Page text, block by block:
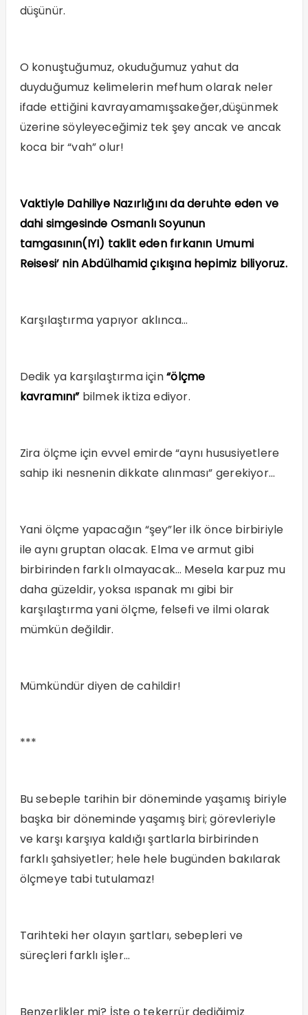
düşünür.
O konuştuğumuz, okuduğumuz yahut da
duyduğumuz kelimelerin mefhum olarak neler
ifade ettiğini kavrayamamışsakeğer,düşünmek
üzerine söyleyeceğimiz tek şey ancak ve ancak
koca bir “vah” olur!
Vaktiyle Dahiliye Nazırlığını da deruhte eden ve
dahi simgesinde Osmanlı Soyunun
tamgasının(IYI) taklit eden fırkanın Umumi
Reisesi’ nin Abdülhamid çıkışına hepimiz biliyoruz.
Karşılaştırma yapıyor aklınca…
Dedik ya karşılaştırma için“ölçme
kavramını”bilmek iktiza ediyor.
Zira ölçme için evvel emirde “aynı hususiyetlere
sahip iki nesnenin dikkate alınması” gerekiyor…
Yani ölçme yapacağın “şey”ler ilk önce birbiriyle
ile aynı gruptan olacak. Elma ve armut gibi
birbirinden farklı olmayacak… Mesela karpuz mu
daha güzeldir, yoksa ıspanak mı gibi bir
karşılaştırma yani ölçme, felsefi ve ilmi olarak
mümkün değildir.
Mümkündür diyen de cahildir!
***
Bu sebeple tarihin bir döneminde yaşamış biriyle
başka bir döneminde yaşamış biri; görevleriyle
ve karşı karşıya kaldığı şartlarla birbirinden
farklı şahsiyetler; hele hele bugünden bakılarak
ölçmeye tabi tutulamaz!
Tarihteki her olayın şartları, sebepleri ve
süreçleri farklı işler…
Benzerlikler mi? İşte o tekerrür dediğimiz